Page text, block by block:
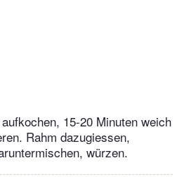
15-20 Minuten weich
Rahm dazugiessen,
würzen.